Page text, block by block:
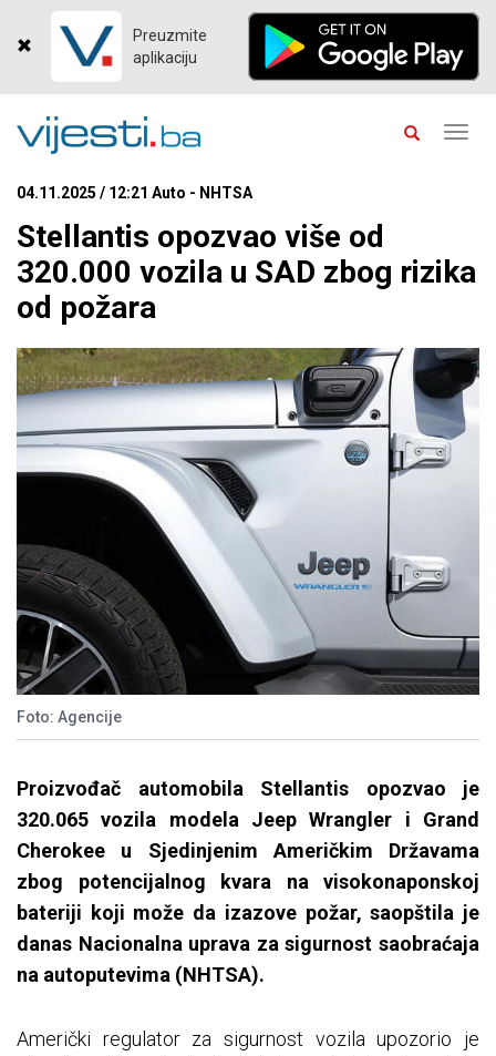
Preuzmite
aplikaciju
04.11.2025 / 12:21 Auto - NHTSA
Stellantis opozvao više od
320.000 vozila u SAD zbog rizika
od požara
Foto: Agencije
Proizvođač automobila Stellantis opozvao je
320.065 vozila modela Jeep Wrangler i Grand
Cherokee u Sjedinjenim Američkim Državama
zbog potencijalnog kvara na visokonaponskoj
bateriji koji može da izazove požar, saopštila je
danas Nacionalna uprava za sigurnost saobraćaja
na autoputevima (NHTSA).
Američki regulator za sigurnost vozila upozorio je